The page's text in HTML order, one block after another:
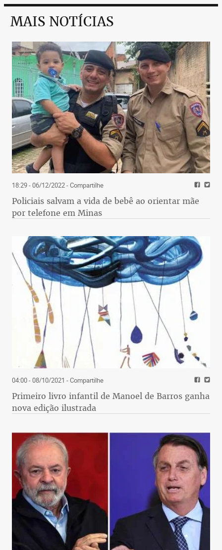
MAIS NOTÍCIAS
18:29 - 06/12/2022- Compartilhe
Policiais salvam a vida de bebê ao orientar mãe
por telefone em Minas
04:00 - 08/10/2021 - Compartilhe
Primeiro livro infantil de Manoel de Barros ganha
nova edição ilustrada